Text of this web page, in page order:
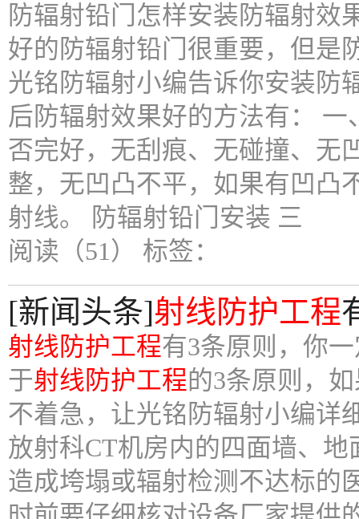
防辐射铅门怎样安装防辐射效
好的防辐射铅门很重要，但是
光铭防辐射小编告诉你安装防
后防辐射效果好的方法有：
否完好，无刮痕、无碰撞、无
整，无凹凸不平，如果有凹凸
射线。 防辐射铅门安装 三
阅读（51） 标签：
[新闻头条]射线防护工程
射线防护工程有3条原则，你
于射线防护工程的3条原则，
不着急，让光铭防辐射小编详
放射科CT机房内的四面墙、
造成垮塌或辐射检测不达标的